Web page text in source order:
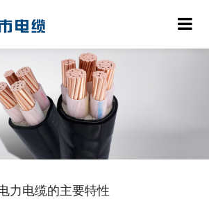
力电缆的主要特性